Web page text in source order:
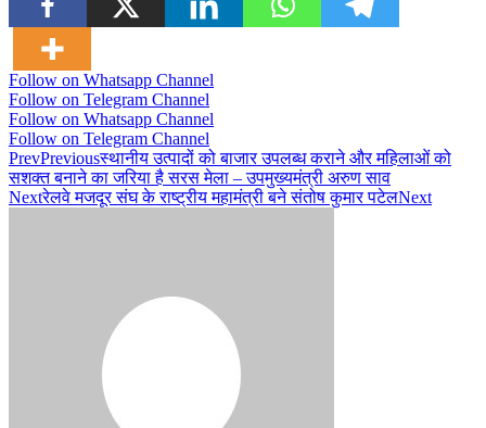
Follow on Whatsapp Channel
Follow on Telegram Channel
Follow on Whatsapp Channel
Follow on Telegram Channel
PrevPreviousस्थानीय उत्पादों को बाजार उपलब्ध कराने और महिलाओं को
सशक्त बनाने का जरिया है सरस मेला – उपमुख्यमंत्री अरुण साव
Nextरेलवे मजदूर संघ के राष्ट्रीय महामंत्री बने संतोष कुमार पटेलNext